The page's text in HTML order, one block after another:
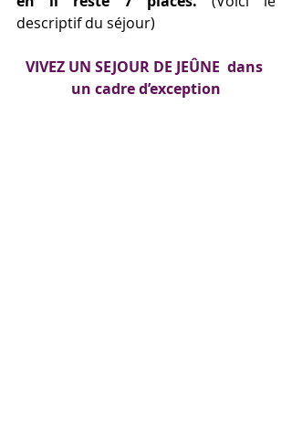
descriptif du séjour)
VIVEZ UN SEJOUR DE JEÛNE  dans
un cadre d’exception